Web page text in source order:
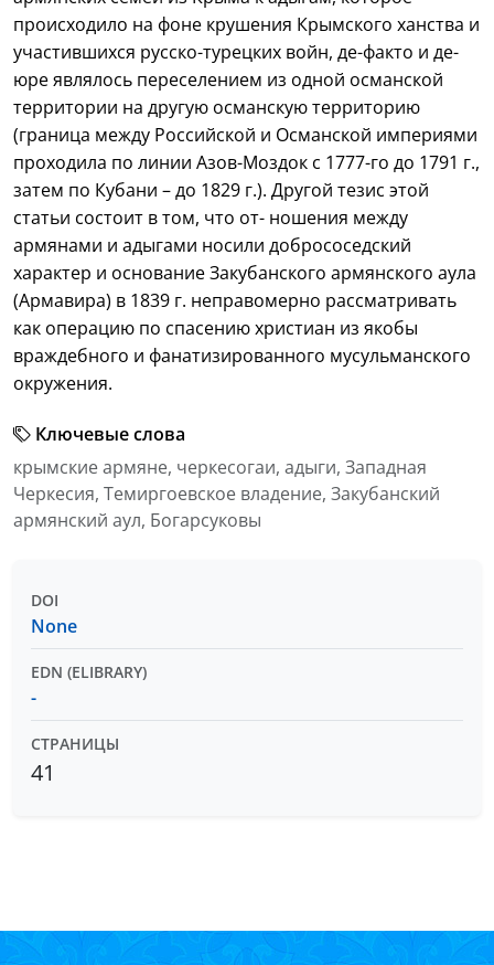
происходило на фоне крушения Крымского ханства и
участившихся русско-турецких войн, де-факто и де-
юре являлось переселением из одной османской
территории на другую османскую территорию
(граница между Российской и Османской империями
проходила по линии Азов-Моздок с 1777-го до 1791 г.,
затем по Кубани – до 1829 г.). Другой тезис этой
статьи состоит в том, что от- ношения между
армянами и адыгами носили добрососедский
характер и основание Закубанского армянского аула
(Армавира) в 1839 г. неправомерно рассматривать
как операцию по спасению христиан из якобы
враждебного и фанатизированного мусульманского
окружения.
Ключевые слова
крымские армяне, черкесогаи, адыги, Западная
Черкесия, Темиргоевское владение, Закубанский
армянский аул, Богарсуковы
DOI
None
EDN (ELIBRARY)
-
СТРАНИЦЫ
41